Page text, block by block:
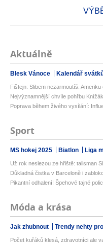
Aktuálně
Blesk Vánoce Kalendář
Fištejn: Slibem nezarmoutíš.
Nejvýznamnější chvíle pohřbu
Poprava během živého vysílání:
Sport
MS hokej 2025 Biatlon Liga
Už rok neslezou ze hřiště: talisman
Důkladná čistka v Barceloně i
Pikantní odhalení! Špehové tajné
Móda a krása
Jak zhubnout Trendy nehty
Počet kuřáků klesá, zdravotníci ale